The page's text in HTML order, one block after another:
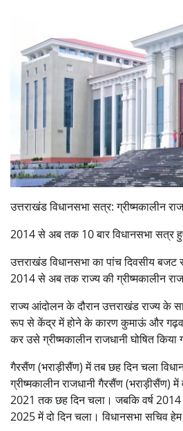
उत्तराखंड विधानसभा सत्र: ग्रीष्मकालीन
2014 से अब तक 10 बार विधानसभा सत्र
उत्तराखंड विधानसभा का पांच दिवसीय
2014 से अब तक राज्य की ग्रीष्मकालीन
राज्य आंदोलन के दौरान उत्तराखंड राज्य के
रूप से केंद्र में होने के कारण कुमाऊं और
कर उसे ग्रीष्मकालीन राजधानी घोषित
गैरसैंण (भराड़ीसैंण) में तब छह दिन चला
ग्रीष्मकालीन राजधानी गैरसैंण (भराड़ीसैंण)
2021 तक छह दिन चला। जबकि वर्ष 2014 में
2025 में दो दिन चला। विधानसभा सचिव